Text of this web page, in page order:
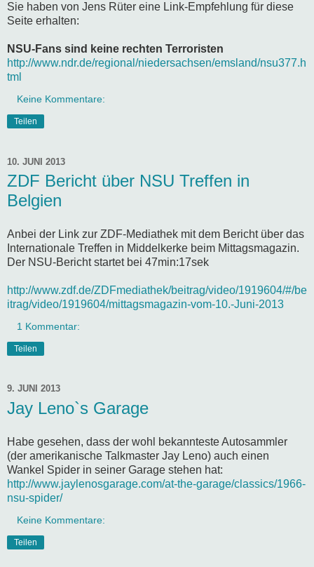
Sie haben von Jens Rüter eine Link-Empfehlung für diese
Seite erhalten:
NSU-Fans sind keine rechten Terroristen
http://www.ndr.de/regional/niedersachsen/emsland/nsu377.h
tml
Keine Kommentare:
Teilen
10. JUNI 2013
ZDF Bericht über NSU Treffen in
Belgien
Anbei der Link zur ZDF-Mediathek mit dem Bericht über das
Internationale Treffen in Middelkerke beim Mittagsmagazin.
Der NSU-Bericht startet bei 47min:17sek
http://www.zdf.de/ZDFmediathek/beitrag/video/1919604/#/be
itrag/video/1919604/mittagsmagazin-vom-10.-Juni-2013
1 Kommentar:
Teilen
9. JUNI 2013
Jay Leno`s Garage
Habe gesehen, dass der wohl bekannteste Autosammler
(der amerikanische Talkmaster Jay Leno) auch einen
Wankel Spider in seiner Garage stehen hat:
http://www.jaylenosgarage.com/at-the-garage/classics/1966-
nsu-spider/
Keine Kommentare:
Teilen